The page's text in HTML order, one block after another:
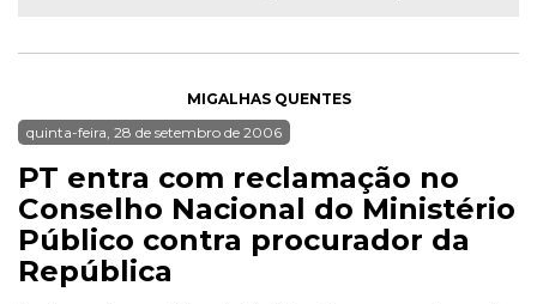
MIGALHAS QUENTES
quinta-feira, 28 de setembro de 2006
PT entra com reclamação no
Conselho Nacional do Ministério
Público contra procurador da
República